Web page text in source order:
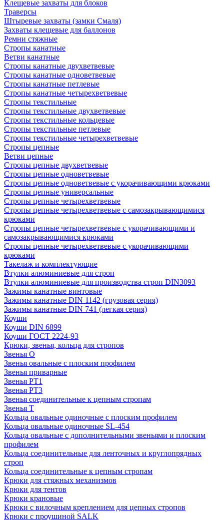
Клещевые захваты для блоков
Траверсы
Штыревые захваты (замки Смаля)
Захваты клещевые для баллонов
Ремни стяжные
Стропы канатные
Ветви канатные
Стропы канатные двухветвевые
Стропы канатные одноветвевые
Стропы канатные петлевые
Стропы канатные четырехветвевые
Стропы текстильные
Стропы текстильные двухветвевые
Стропы текстильные кольцевые
Стропы текстильные петлевые
Стропы текстильные четырехветвевые
Стропы цепные
Ветви цепные
Стропы цепные двухветвевые
Стропы цепные одноветвевые
Стропы цепные одноветвевые с укорачивающими крюками
Стропы цепные универсальные
Стропы цепные четырехветвевые
Стропы цепные четырехветвевые с самозакрывающимися
крюками
Стропы цепные четырехветвевые с укорачивающими и
самозакрывающимися крюками
Стропы цепные четырехветвевые с укорачивающими
крюками
Такелаж и комплектующие
Втулки алюминиевые для строп
Втулки алюминиевые для производства строп DIN3093
Зажимы канатные винтовые
Зажимы канатные DIN 1142 (грузовая серия)
Зажимы канатные DIN 741 (легкая серия)
Коуши
Коуши DIN 6899
Коуши ГОСТ 2224-93
Крюки, звенья, кольца для стропов
Звенья О
Звенья овальные с плоским профилем
Звенья приварные
Звенья РТ1
Звенья РТ3
Звенья соединительные к цепным стропам
Звенья Т
Кольца овальные одиночные c плоским профилем
Кольца овальные одиночные SL-454
Кольца овальные с дополнительными звеньями и плоским
профилем
Кольца соединительные для ленточных и круглопрядных
строп
Кольца соединительные к цепным стропам
Крюки для стяжных механизмов
Крюки для тентов
Крюки крановые
Крюки с вилочным креплением для цепных стропов
Крюки с проушиной SALK